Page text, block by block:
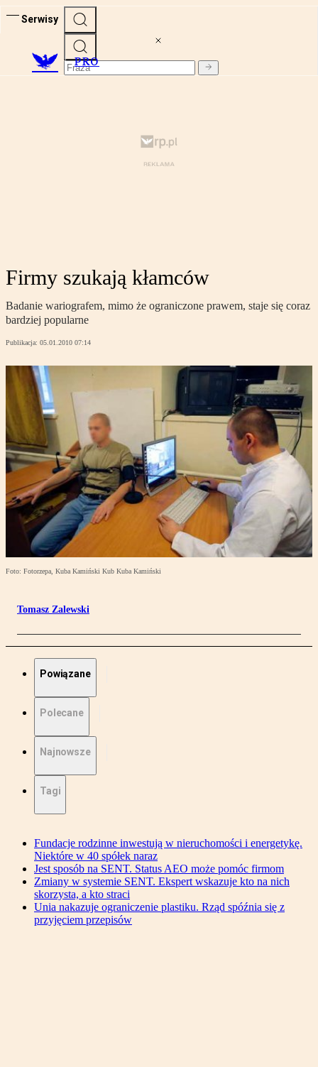
Serwisy
PRO
Firmy szukają kłamców
Badanie wariografem, mimo że ograniczone prawem, staje się coraz
bardziej popularne
Publikacja: 05.01.2010 07:14
Foto: Fotorzepa, Kuba Kamiński Kub Kuba Kamiński
Tomasz Zalewski
Powiązane
Polecane
Najnowsze
Tagi
Fundacje rodzinne inwestują w nieruchomości i energetykę.
Niektóre w 40 spółek naraz
Jest sposób na SENT. Status AEO może pomóc firmom
Zmiany w systemie SENT. Ekspert wskazuje kto na nich
skorzysta, a kto straci
Unia nakazuje ograniczenie plastiku. Rząd spóźnia się z
przyjęciem przepisów